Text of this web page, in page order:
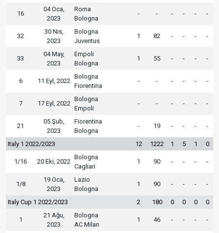
16
04 Oca,
2023
Roma
Bologna
- - - - - -
32
30 Nis,
2023
Bologna
Juventus
1 82 - - - -
33
04 May,
2023
Empoli
Bologna
1 55 - - - -
6 11 Eyl, 2022
Bologna
Fiorentina
- - - - - -
7 17 Eyl, 2022
Bologna
Empoli
- - - - - -
21
05 Şub,
2023
Fiorentina
Bologna
- 19 - - - -
Italy 1 2022/2023 12 1222 1 5 1 0
1/16 20 Eki, 2022
Bologna
Cagliari
1 90 - - - -
1/8
19 Oca,
2023
Lazio
Bologna
1 90 - - - -
Italy Cup 1 2022/2023 2 180 0 0 0 0
1
21 Ağu,
2023
Bologna
AC Milan
1 46 - - - -